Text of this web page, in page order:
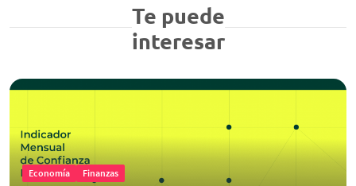
Te puede
interesar
Economía Finanzas